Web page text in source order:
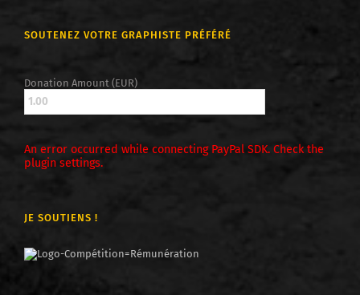
SOUTENEZ VOTRE GRAPHISTE PRÉFÉRÉ
Donation Amount (EUR)
An error occurred while connecting PayPal SDK. Check the
plugin settings.
JE SOUTIENS !